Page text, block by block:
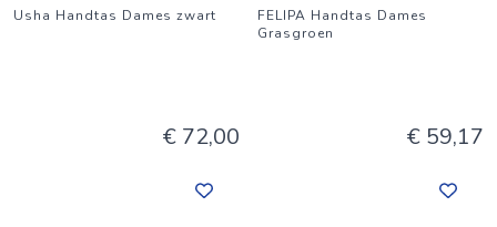
Usha Handtas Dames zwart
€ 72,00
FELIPA Handtas Dames
Grasgroen
€ 59,17